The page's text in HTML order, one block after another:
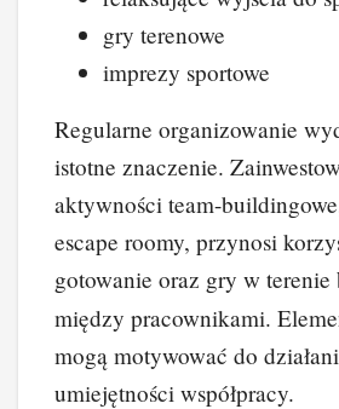
gry terenowe
imprezy sportowe
Regularne organizowanie
istotne znaczenie.
aktywności team-
escape roomy, przynosi
gotowanie oraz gry w terenie
między pracownikami.
mogą motywować do
umiejętności współpracy.